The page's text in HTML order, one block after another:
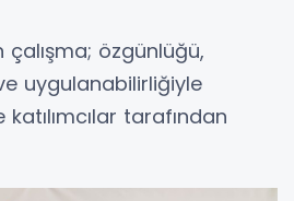
özgünlüğü,
uygulanabilirliğiyle
tarafından